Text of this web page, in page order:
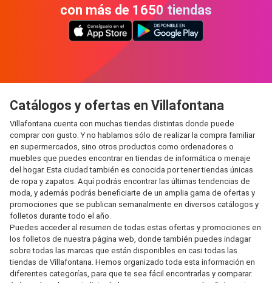
con más de 1650 tiendas
Catálogos y ofertas en Villafontana
Villafontana cuenta con muchas tiendas distintas donde puede
comprar con gusto. Y no hablamos sólo de realizar la compra familiar
en supermercados, sino otros productos como ordenadores o
muebles que puedes encontrar en tiendas de informática o menaje
del hogar. Esta ciudad también es conocida por tener tiendas únicas
de ropa y zapatos. Aquí podrás encontrar las últimas tendencias de
moda, y además podrás beneficiarte de un amplia gama de ofertas y
promociones que se publican semanalmente en diversos catálogos y
folletos durante todo el año.
Puedes acceder al resumen de todas estas ofertas y promociones en
los folletos de nuestra página web, donde también puedes indagar
sobre todas las marcas que están disponibles en casi todas las
tiendas de Villafontana. Hemos organizado toda esta información en
diferentes categorías, para que te sea fácil encontrarlas y comparar.